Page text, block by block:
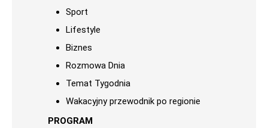
Sport
Lifestyle
Biznes
Rozmowa Dnia
Temat Tygodnia
Wakacyjny przewodnik po regionie
PROGRAM